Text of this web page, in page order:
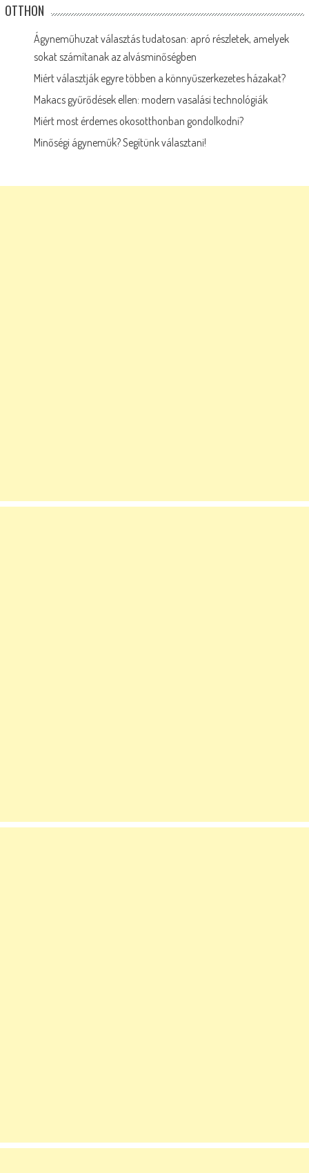
OTTHON
Ágyneműhuzat választás tudatosan: apró részletek, amelyek
sokat számítanak az alvásminőségben
Miért választják egyre többen a könnyűszerkezetes házakat?
Makacs gyűrődések ellen: modern vasalási technológiák
Miért most érdemes okosotthonban gondolkodni?
Minőségi ágyneműk? Segítünk választani!